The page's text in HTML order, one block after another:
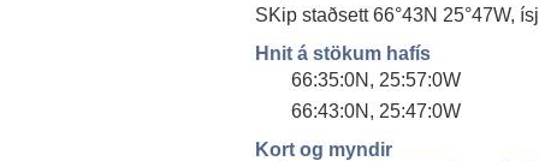
SKip staðsett 66°43N 25°47W,
Hnit á stökum hafís
66:35:0N, 25:57:0W
66:43:0N, 25:47:0W
Kort og myndir